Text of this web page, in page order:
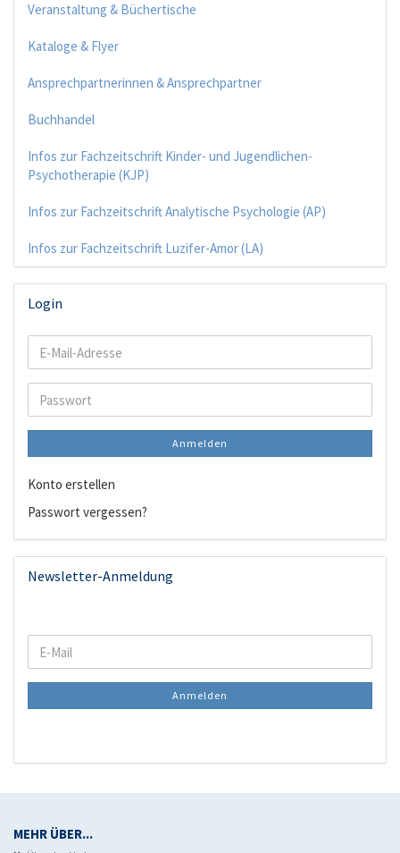
Veranstaltung & Büchertische
Kataloge & Flyer
Ansprechpartnerinnen & Ansprechpartner
Buchhandel
Infos zur Fachzeitschrift Kinder- und Jugendlichen-
Psychotherapie (KJP)
Infos zur Fachzeitschrift Analytische Psychologie (AP)
Infos zur Fachzeitschrift Luzifer-Amor (LA)
Login
E-
Mail-
Passwort
Anmelden
Konto erstellen
Passwort vergessen?
Newsletter-Anmeldung
WEITER
ZUR
NEWSLETTER-
E-
Mail
Anmelden
MEHR ÜBER...